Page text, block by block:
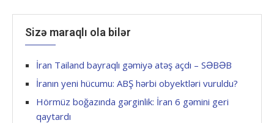
Sizə maraqlı ola bilər
İran Tailand bayraqlı gəmiyə atəş açdı – SƏBƏB
İranın yeni hücumu: ABŞ hərbi obyektləri vuruldu?
Hörmüz boğazında gərginlik: İran 6 gəmini geri
qaytardı